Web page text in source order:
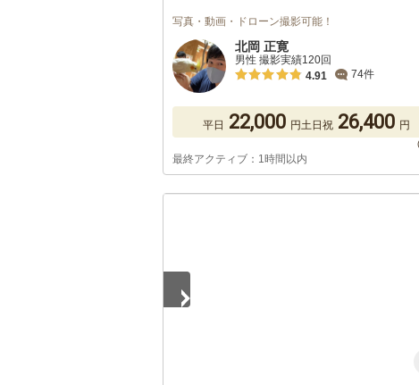
写真・動画・ドローン撮影可能！
北岡 正寛
男性 撮影実績120回
4.91
74件
平日 22,000 円土日祝 26,400 円
最終アクティブ：1時間以内